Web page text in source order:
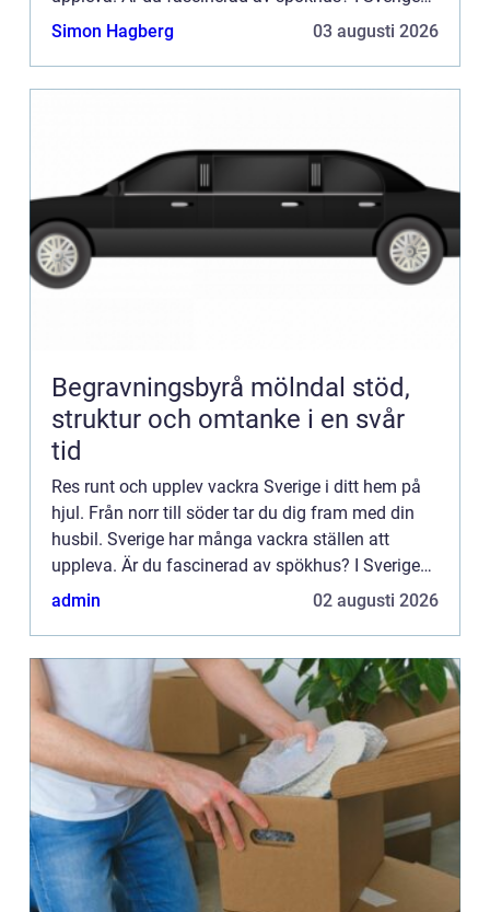
hittar man flera byggnader som det sägs spöka i.
Simon Hagberg 03 augusti 2026
Begravningsbyrå mölndal stöd,
struktur och omtanke i en svår
tid
Res runt och upplev vackra Sverige i ditt hem på
hjul. Från norr till söder tar du dig fram med din
husbil. Sverige har många vackra ställen att
uppleva. Är du fascinerad av spökhus? I Sverige
hittar man flera byggnader som det sägs spöka i.
admin 02 augusti 2026